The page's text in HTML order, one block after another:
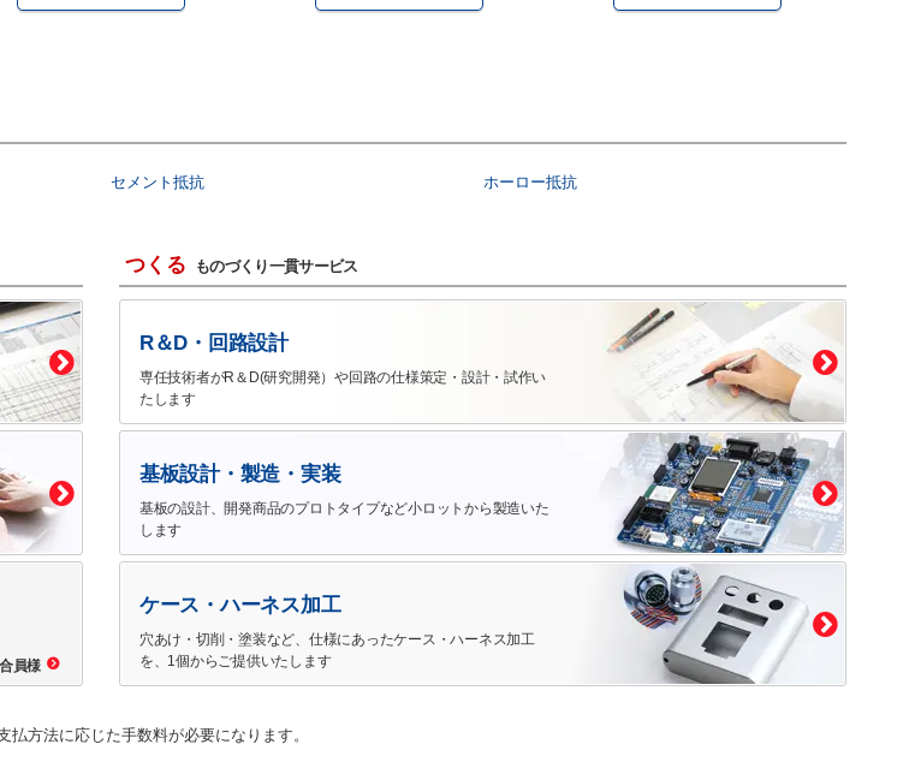
セメント抵抗 ホーロー抵抗
員様
つくる ものづくり一貫サービス
R＆D・回路設計
専任技術者がR＆D(研究開発）や回路の仕様策定・設計・試作い
たします
基板設計・製造・実装
基板の設計、開発商品のプロトタイプなど小ロットから製造いた
します
ケース・ハーネス加工
穴あけ・切削・塗装など、仕様にあったケース・ハーネス加工
を、1個からご提供いたします
方法に応じた手数料が必要になります。